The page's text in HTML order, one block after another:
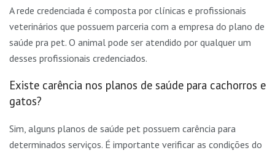
A rede credenciada é composta por clínicas e profissionais
veterinários que possuem parceria com a empresa do plano de
saúde pra pet. O animal pode ser atendido por qualquer um
desses profissionais credenciados.
Existe carência nos planos de saúde para cachorros e
gatos?
Sim, alguns planos de saúde pet possuem carência para
determinados serviços. É importante verificar as condições do